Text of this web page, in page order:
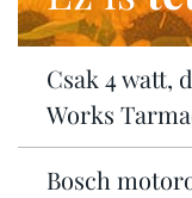
Csak 4 watt,
Works
Bosch